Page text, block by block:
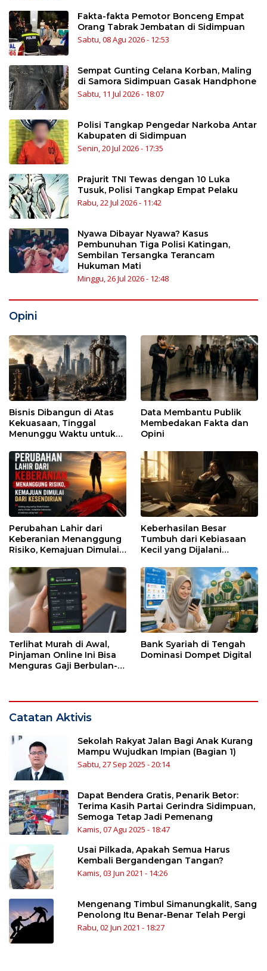
Fakta-fakta Pemotor Bonceng Empat
Orang Tabrak Jembatan di Sidimpuan
Sabtu, 08 Agu 2026 - 12:53
Sempat Gunting Celana Korban, Maling
di Samora Sidimpuan Gasak Handphone
Sabtu, 11 Jul 2026 - 18:07
Polisi Tangkap Pengedar Narkoba Antar
Kabupaten di Sidimpuan
Senin, 20 Jul 2026 - 17:35
Prajurit TNI Tewas dengan 10 Luka
Tusuk, Polisi Tangkap Empat Pelaku
Rabu, 22 Jul 2026 - 11:42
Nyawa Dibayar Nyawa? Kasus
Pembunuhan Tiga Polisi Katingan,
Sembilan Tersangka Terancam
Hukuman Mati
Minggu, 26 Jul 2026 - 12:48
Opini
Bisnis Dibangun di Atas
Kekuasaan, Tinggal
Menunggu Waktu untuk
Data Membantu Publik
Membedakan Fakta dan
Opini
Perubahan Lahir dari
Keberanian Menanggung
Risiko, Kemajuan Dimulai
Keberhasilan Besar
Tumbuh dari Kebiasaan
Kecil yang Dijalani
Terlihat Murah di Awal,
Pinjaman Online Ini Bisa
Menguras Gaji Berbulan-
Bank Syariah di Tengah
Dominasi Dompet Digital
Catatan Aktivis
Sekolah Rakyat Jalan Bagi Anak Kurang
Mampu Wujudkan Impian (Bagian 1)
Sabtu, 27 Sep 2025 - 20:14
Dapat Bendera Gratis, Penarik Betor:
Terima Kasih Partai Gerindra Sidimpuan,
Semoga Tetap Jadi Pemenang
Kamis, 07 Agu 2025 - 18:47
Usai Pilkada, Apakah Semua Harus
Kembali Bergandengan Tangan?
Kamis, 03 Jun 2021 - 14:26
Mengenang Timbul Simanungkalit, Sang
Penolong Itu Benar-Benar Telah Pergi
Rabu, 02 Jun 2021 - 18:27